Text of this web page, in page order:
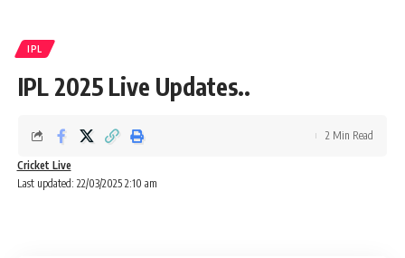
IPL
IPL 2025 Live Updates..
Last updated: 22/03/2025 2:10 am
Cricket Live
2 Min Read